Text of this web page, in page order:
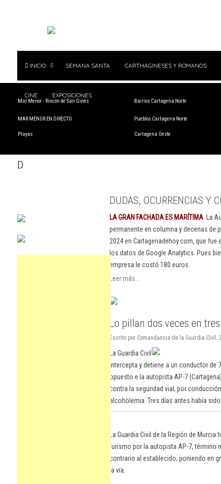
INICIO SEMANA SANTA CARTHAGINESES Y ROMANOS
CINE EXPOSICIONES
Mar Menor - Rincón de San Ginés
MAR MENOR EN DIRECTO
Playas
Barrios Cartagena Norte
Pueblos Cartagena Norte
Cartagena Oeste
D
DUDAS, OCURRENCIAS Y
LA GRAN FACHADA ES MARÍTIMA . La
permanente en columna y decenas
2024 en Cartagenadehoy.com, que
los datos de Google Analytics. Pues
empresa le costó 180 euros.
Leer más...
Lo pillan dos veces en
Escrito por Comandancia de la Guardia Civil.
La Guardia Civil
intercepta y detiene a un conductor de
opuesto e la autopista AP-7
contra la seguridad vial, por
alcoholemia. Tres días antes había
La Guardia Civil de la Región de
turismo por la autopista AP-7, término
contrario al establecido, poniendo en
la vía.